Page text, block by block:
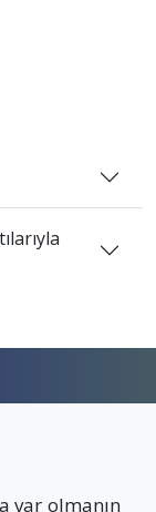
var olmanın